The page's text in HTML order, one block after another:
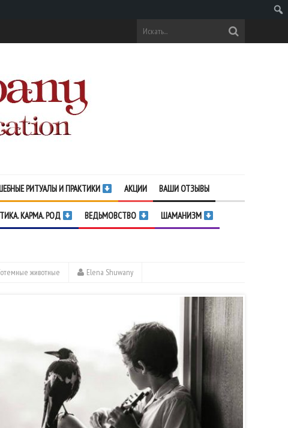
РИТУАЛЫ И ПРАКТИКИ АКЦИИ ВАШИ ОТЗЫВЫ
КАРМА. РОД ВЕДЬМОВСТВО ШАМАНИЗМ
животные Elena Shuwany